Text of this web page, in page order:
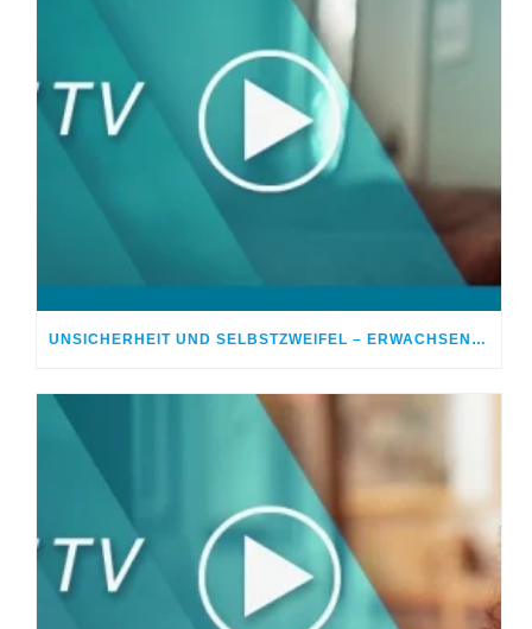
UNSICHERHEIT UND SELBSTZWEIFEL – ERWACHSENWERDEN IST SCHWER